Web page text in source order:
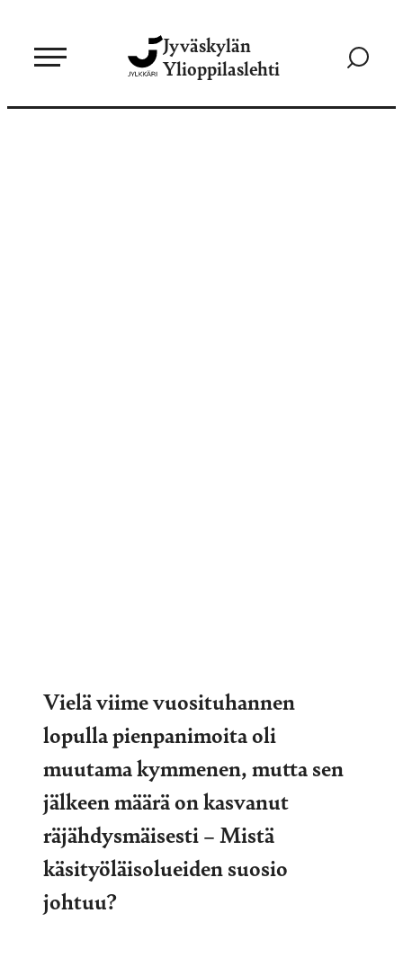
sisältöön
Jyväskylän
Ylioppilaslehti
Siirry
Vielä viime vuosituhannen
lopulla pienpanimoita oli
muutama kymmenen, mutta sen
jälkeen määrä on kasvanut
räjähdysmäisesti – Mistä
käsityöläisolueiden suosio
johtuu?